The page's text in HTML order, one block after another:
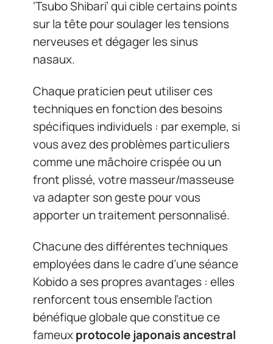
‘Tsubo Shibari’ qui cible certains points
sur la tête pour soulager les tensions
nerveuses et dégager les sinus
nasaux.
Chaque praticien peut utiliser ces
techniques en fonction des besoins
spécifiques individuels : par exemple, si
vous avez des problèmes particuliers
comme une mâchoire crispée ou un
front plissé, votre masseur/masseuse
va adapter son geste pour vous
apporter un traitement personnalisé.
Chacune des différentes techniques
employées dans le cadre d’une séance
Kobido a ses propres avantages : elles
renforcent tous ensemble l’action
bénéfique globale que constitue ce
fameuxprotocole japonais ancestral